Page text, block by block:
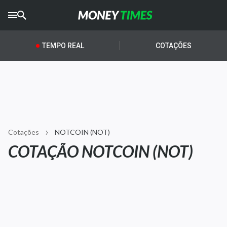
CRYPTOTIMES
AGROTIMES
Newsletters
Money Trader
TEMPO REAL COTAÇÕES
Cotações NOTCOIN (NOT)
COTAÇÃO NOTCOIN (NOT)